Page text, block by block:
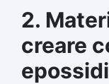
2.
creare